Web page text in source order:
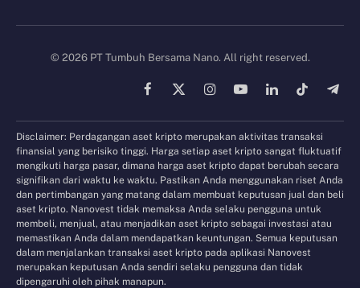
© 2026 PT Tumbuh Bersama Nano. All right reserved.
Facebook
X
InstagramYouTubeLinkedInTikTok
Disclaimer: Perdagangan aset kripto merupakan aktivitas transaksi
finansial yang berisiko tinggi. Harga setiap aset kripto sangat fluktuatif
mengikuti harga pasar, dimana harga aset kripto dapat berubah secara
signifikan dari waktu ke waktu. Pastikan Anda menggunakan riset Anda
dan pertimbangan yang matang dalam membuat keputusan jual dan beli
aset kripto. Nanovest tidak memaksa Anda selaku pengguna untuk
membeli, menjual, atau menjadikan aset kripto sebagai investasi atau
memastikan Anda dalam mendapatkan keuntungan. Semua keputusan
dalam menjalankan transaksi aset kripto pada aplikasi Nanovest
merupakan keputusan Anda sendiri selaku pengguna dan tidak
dipengaruhi oleh pihak manapun.